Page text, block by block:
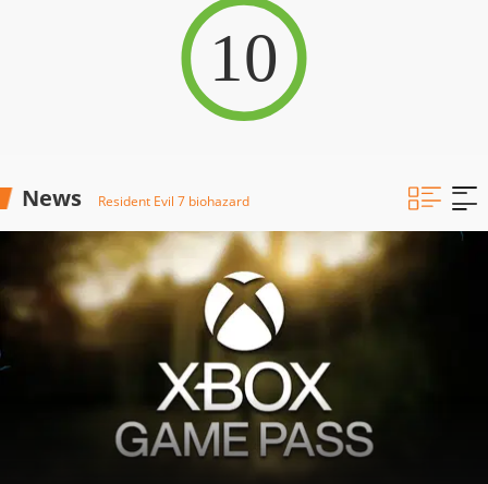
10
News Resident Evil 7 biohazard